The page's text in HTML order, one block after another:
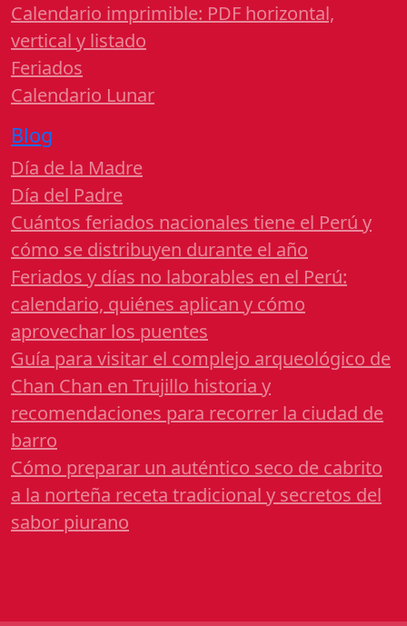
Calendario imprimible: PDF horizontal,
vertical y listado
Feriados
Calendario Lunar
Blog
Día de la Madre
Día del Padre
Cuántos feriados nacionales tiene el Perú y
cómo se distribuyen durante el año
Feriados y días no laborables en el Perú:
calendario, quiénes aplican y cómo
aprovechar los puentes
Guía para visitar el complejo arqueológico de
Chan Chan en Trujillo historia y
recomendaciones para recorrer la ciudad de
barro
Cómo preparar un auténtico seco de cabrito
a la norteña receta tradicional y secretos del
sabor piurano